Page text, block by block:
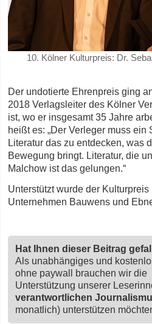
10. Kölner Kulturpreis: Dr.
Der undotierte Ehrenpreis ging
2018 Verlagsleiter des Kölner
ist, wo er insgesamt 35 Jahre
heißt es: „Der Verleger muss
Literatur das zu entdecken, was
Bewegung bringt. Literatur, die
Malchow ist das gelungen.“
Unterstützt wurde der
Unternehmen Bauwens und
Hat Ihnen dieser Beitrag
Als unabhängiges und
ohne paywall brauchen wir die
Unterstützung unserer
verantwortlichen
monatlich) unterstützen